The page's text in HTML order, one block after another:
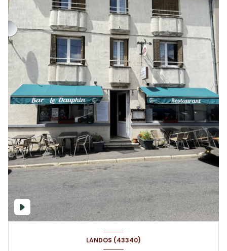
LANDOS (43340)